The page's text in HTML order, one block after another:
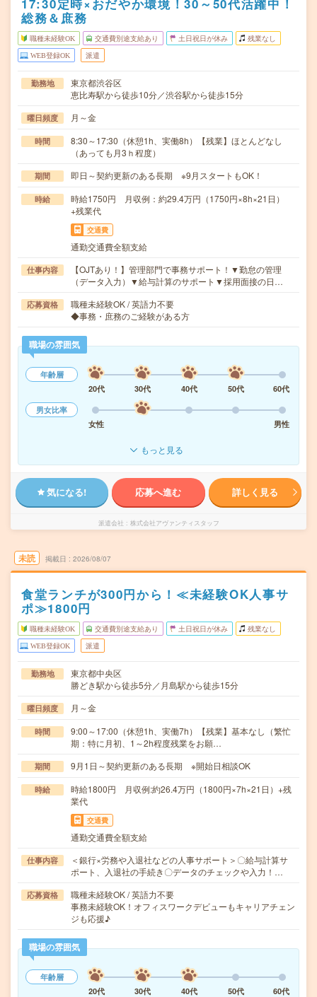
17:30定時×おだやか環境！30～50代活躍中！
総務＆庶務
職種未経験OK 交通費別途支給あり 土日祝日が休み 残業なし
WEB登録OK 派遣
勤務地
東京都渋谷区
恵比寿駅から徒歩10分／渋谷駅から徒歩15分
曜日頻度 月～金
時間
8:30～17:30（休憩1h、実働8h）【残業】ほとんどなし
（あっても月3ｈ程度）
期間 即日～契約更新のある長期 ※9月スタートもOK！
時給
時給1750円 月収例：約29.4万円（1750円×8h×21日）
+残業代
交通費
通勤交通費全額支給
仕事内容
【OJTあり！】管理部門で事務サポート！▼勤怠の管理
（データ入力）▼給与計算のサポート▼採用面接の日…
応募資格
職種未経験OK / 英語力不要
◆事務・庶務のご経験がある方
職場の雰囲気
年齢層
20代
30代 40代 50代
60代
男女比率
女性
男性
もっと見る
気になる! 応募へ進む 詳しく見る
派遣会社 株式会社アヴァンティスタッフ
未読 掲載日 2026/08/07
食堂ランチが300円から！≪未経験OK人事サ
ポ≫1800円
職種未経験OK 交通費別途支給あり 土日祝日が休み 残業なし
WEB登録OK 派遣
勤務地
東京都中央区
勝どき駅から徒歩5分／月島駅から徒歩15分
曜日頻度 月～金
時間
9:00～17:00（休憩1h、実働7h）【残業】基本なし（繁忙
期：特に月初、1～2h程度残業をお願…
期間 9月1日～契約更新のある長期 ※開始日相談OK
時給
時給1800円 月収例:約26.4万円（1800円×7h×21日）+残
業代
交通費
通勤交通費全額支給
仕事内容
＜銀行×労務や入退社などの人事サポート＞〇給与計算サ
ポート、入退社の手続き〇データのチェックや入力！…
応募資格
職種未経験OK / 英語力不要
事務未経験OK！オフィスワークデビューもキャリアチェン
ジも応援♪
職場の雰囲気
年齢層
20代
30代 40代 50代
60代